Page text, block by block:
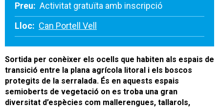
Preu: Activitat gratuïta amb inscripció
Lloc: Can Portell Vell
Sortida per conèixer els ocells que habiten als espais de
transició entre la plana agrícola litoral i els boscos
protegits de la serralada. És en aquests espais
semioberts de vegetació on es troba una gran
diversitat d’espècies com mallerengues, tallarols,